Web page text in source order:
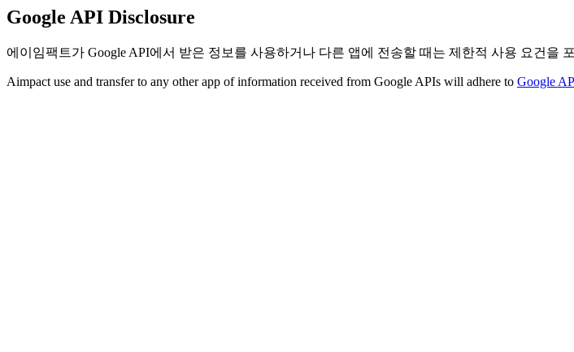
Google API Disclosure
에이임팩트가 Google API에서 받은 정보를 사용하거나 다른 앱에 전송할 때는 제한적 사용 요건을
Aimpact use and transfer to any other app of information received from Google APIs will adhere to Google